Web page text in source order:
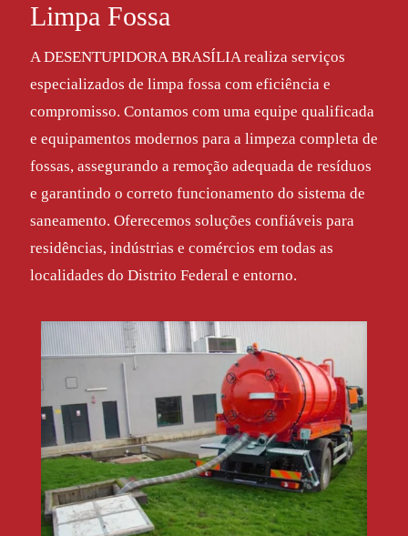
Limpa Fossa
A DESENTUPIDORA BRASÍLIA realiza serviços
especializados de limpa fossa com eficiência e
compromisso. Contamos com uma equipe qualificada
e equipamentos modernos para a limpeza completa de
fossas, assegurando a remoção adequada de resíduos
e garantindo o correto funcionamento do sistema de
saneamento. Oferecemos soluções confiáveis para
residências, indústrias e comércios em todas as
localidades do Distrito Federal e entorno.